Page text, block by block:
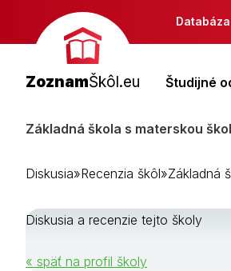
Databáza
ZoznamŠkôl.eu Študijné
Základná škola s materskou
Diskusia»Recenzia škôl»Základná
Diskusia a recenzie tejto školy
« späť na profil školy